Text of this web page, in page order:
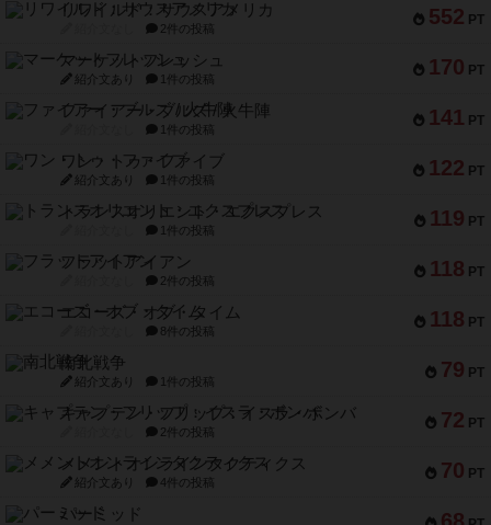
552 PT
リワイルド：サウスアメリカ
2件の投稿
170 PT
マーケットフレッシュ
紹介文あり 1件の投稿
141 PT
ファイアー・ブルズ / 火牛陣
1件の投稿
122 PT
ワン・トゥ・ファイブ
紹介文あり 1件の投稿
119 PT
トランスオリエント・エクスプレス
1件の投稿
118 PT
フラットアイアン
2件の投稿
118 PT
エコーズ・オブ・タイム
8件の投稿
79 PT
南北戦争
紹介文あり 1件の投稿
72 PT
キャプテン・フリップ：イスラ・ボンバ
2件の投稿
70 PT
メメントオンラインタクティクス
紹介文あり 4件の投稿
パーミッド